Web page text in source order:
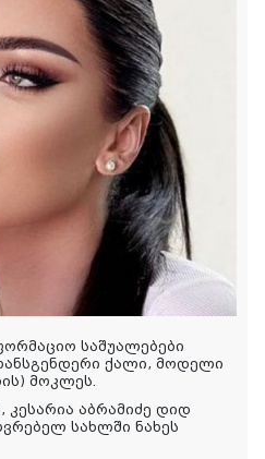
საშუალებები
ქალი, მოდელი
მოკლეს.
აბრამიძე დიდ
სახლში ნახეს